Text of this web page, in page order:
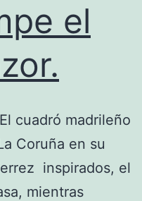
el
cuadró madrileño
Coruña en su
inspirados, el
mientras